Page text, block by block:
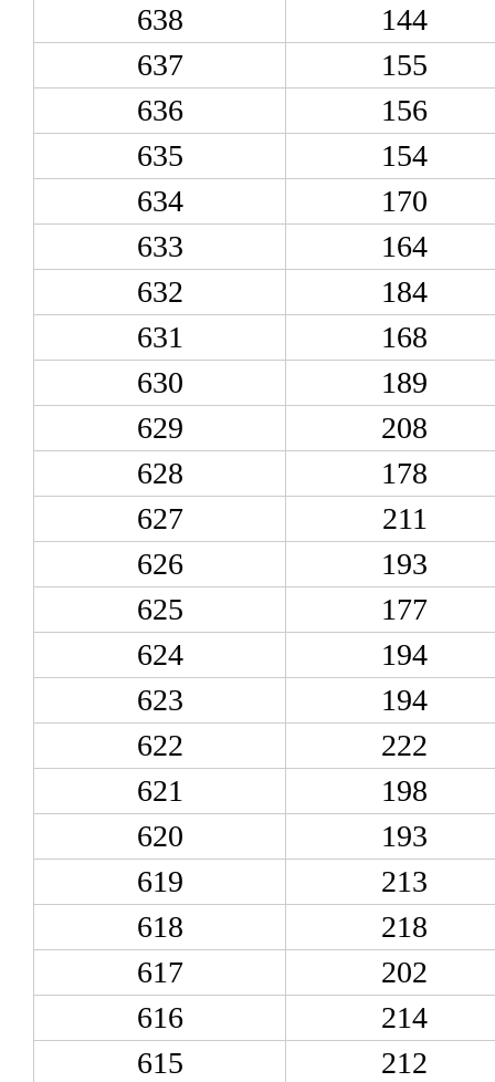
638
144
637
155
636
156
635
154
634
170
633
164
632
184
631
168
630
189
629
208
628
178
627
211
626
193
625
177
624
194
623
194
622
222
621
198
620
193
619
213
618
218
617
202
616
214
615
212